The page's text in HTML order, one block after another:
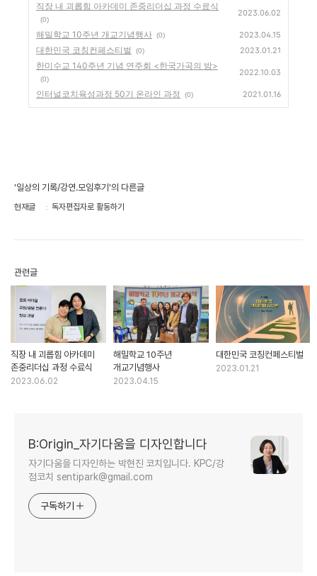
직장 내 괴롭힘 아카데미 존중리더십 과정 수료식
(0)
2023.06.02
해밀학교 10주년 개교기념행사 (0) 2023.04.15
대한민국 코칭컨페스티벌 (0) 2023.01.21
한미수교 140주년 기념 연주회 <한국가곡의 밤>
(0)
2022.10.03
인터널코치육성과정 50기 온라인 과정 (0) 2021.01.16
'일상의 기록/강연.모임후기'의 다른글
현재글 독자편집자로 활동하기
관련글
직장 내 괴롭힘 아카데미
존중리더십 과정 수료식
2023.06.02
해밀학교 10주년
개교기념행사
2023.04.15
대한민국 코칭컨페스티벌
2023.01.21
B:Origin_자기다움을 디자인합니다
자기다움을 디자인하는 박현진 코치입니다. KPC/강
점코치 sentipark@gmail.com
구독하기